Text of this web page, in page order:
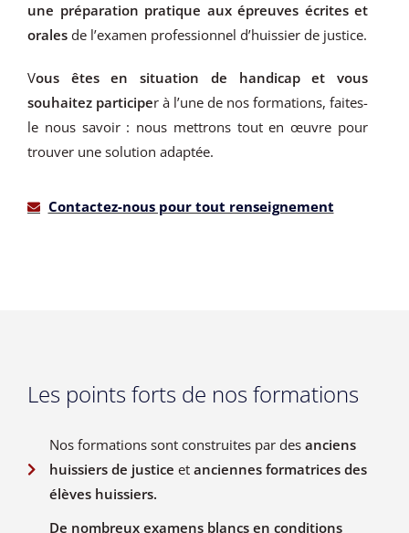
une préparation pratique aux épreuves écrites et
orales de l’examen professionnel d’huissier de justice.
Vous êtes en situation de handicap et vous
souhaitez participer à l’une de nos formations, faites-
le nous savoir : nous mettrons tout en œuvre pour
trouver une solution adaptée.
Contactez-nous pour tout renseignement
Les points forts de nos formations
Nos formations sont construites par des anciens
huissiers de justice et anciennes formatrices des
élèves huissiers.
De nombreux examens blancs en conditions